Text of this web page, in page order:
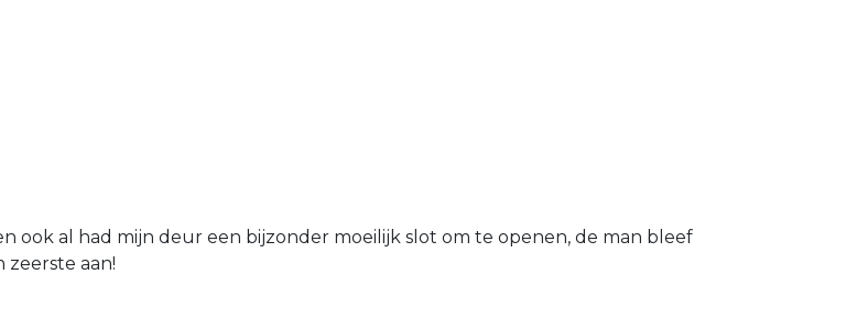
ook al had mijn deur een bijzonder moeilijk slot om te openen, de man bleef
aan!